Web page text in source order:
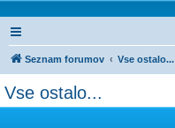
Seznam forumov Vse ostalo...
Vse ostalo...